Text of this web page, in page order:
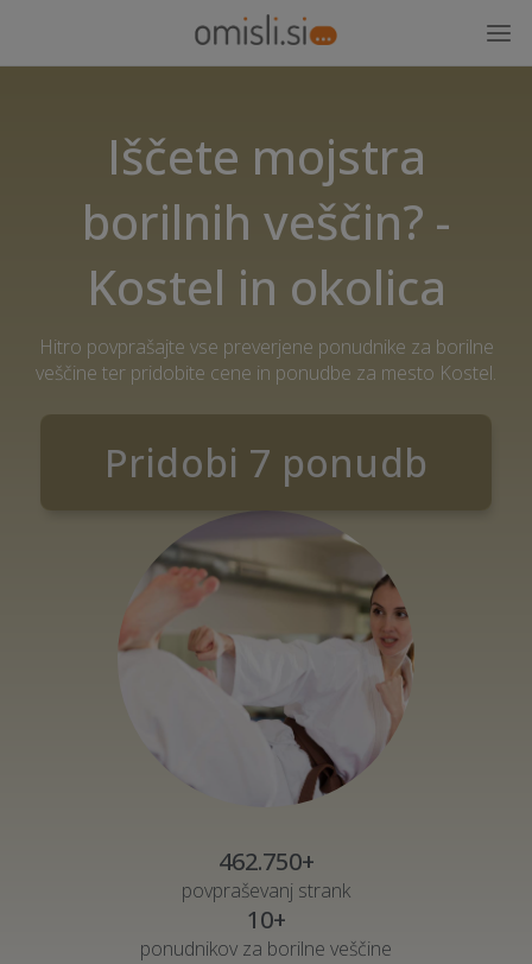
Iščete mojstra
borilnih veščin? -
Kostel in okolica
Hitro povprašajte vse preverjene ponudnike za borilne
veščine ter pridobite cene in ponudbe za mesto Kostel.
Pridobi 7 ponudb
462.750+
povpraševanj strank
10+
ponudnikov za borilne veščine